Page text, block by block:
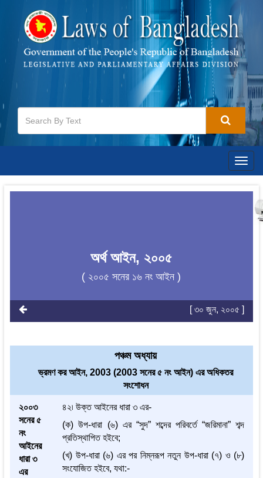
অর্থ আইন, ২০০৫
( ২০০৫ সনের ১৬ নং আইন )
[ ৩০ জুন, ২০০৫ ]
পঞ্চম অধ্যায়
ভ্রমণ কর আইন, 2003 (2003 সনের ৫ নং আইন) এর অধিকতর
সংশোধন
২০০৩
সনের ৫
নং
আইনের
ধারা ৩
এর
৪২৷ উক্ত আইনের ধারা ৩ এর-
(ক) উপ-ধারা (৬) এর “সুদ” শব্দের পরিবর্তে “জরিমানা” শব্দ
প্রতিস্থাপিত হইবে;
(খ) উপ-ধারা (৬) এর পর নিম্নরূপ নতুন উপ-ধারা (৭) ও (৮)
সংযোজিত হইবে, যথা:-